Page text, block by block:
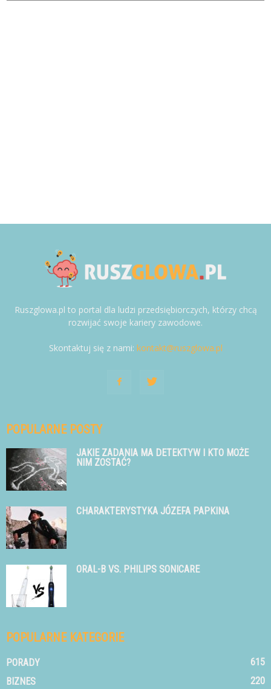
Ruszglowa.pl to portal dla ludzi przedsiębiorczych, którzy chcą
rozwijać swoje kariery zawodowe.
Skontaktuj się z nami: kontakt@ruszglowa.pl
POPULARNE POSTY
JAKIE ZADANIA MA DETEKTYW I KTO MOŻE
NIM ZOSTAĆ?
CHARAKTERYSTYKA JÓZEFA PAPKINA
ORAL-B VS. PHILIPS SONICARE
POPULARNE KATEGORIE
PORADY
615
BIZNES
220